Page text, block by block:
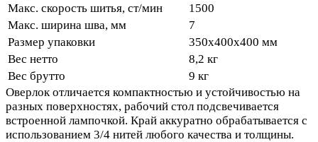
Макс. скорость шитья, ст/мин
1500
Макс. ширина шва, мм
7
Размер упаковки
350x400x400 мм
Вес нетто
8,2 кг
Вес брутто
9 кг
Оверлок отличается компактностью и устойчивостью на
разных поверхностях, рабочий стол подсвечивается
встроенной лампочкой. Край аккуратно обрабатывается с
использованием 3/4 нитей любого качества и толщины.